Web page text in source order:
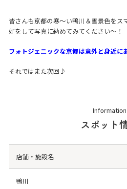
皆さんも京都の寒〜い鴨川＆雪景色をス
好をして写真に納めてみてください〜！
フォトジェニックな京都は意外と身近に
それではまた次回♪
Information
スポット
店舗・施設名
鴨川